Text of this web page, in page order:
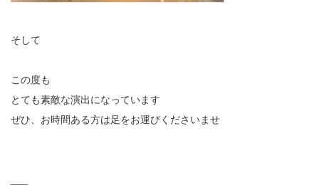
そして
この度も
とても素敵な演出になっています
ぜひ、お時間ある方は足をお運びくださいませ